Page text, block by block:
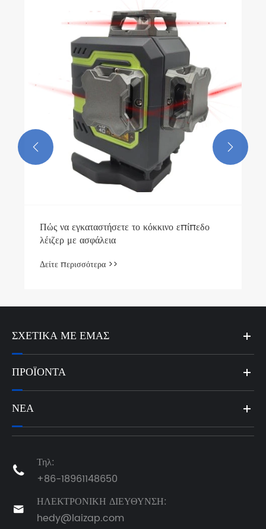
Πού είναι η συγκεκριμένη εφαρμογή του
επιπέδου 3D κόκκινου λέιζερ;
Δείτε περισσότερα >>
 
ΣΧΕΤΙΚΆ ΜΕ ΕΜΆΣ
ΠΡΟΪΌΝΤΑ
ΝΈΑ

Τηλ:
+86-18961148650

ΗΛΕΚΤΡΟΝΙΚΗ ΔΙΕΥΘΥΝΣΗ:
hedy@laizap.com